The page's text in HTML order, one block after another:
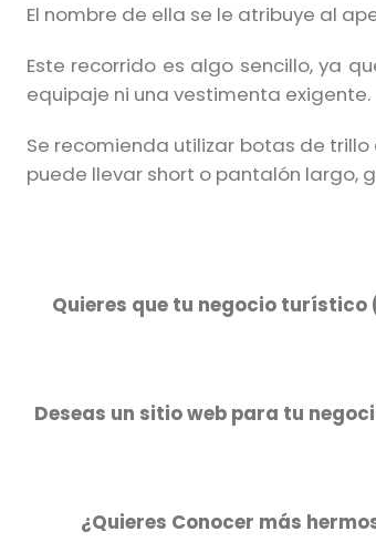
El nombre de ella se le atribuye al
Este recorrido es algo sencillo, ya
equipaje ni una vestimenta exigente.
Se recomienda utilizar botas de
puede llevar short o pantalón largo,
Quieres que tu negocio turístico
Deseas un sitio web para tu
¿Quieres Conocer más